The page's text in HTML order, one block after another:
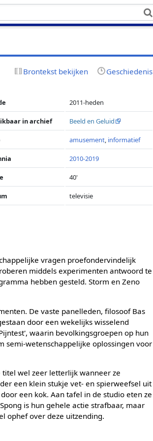
Brontekst bekijken Geschiedenis
2011-heden
in archief Beeld en Geluid
amusement, informatief
2010-2019
40'
televisie
vragen proefondervindelijk
middels experimenten antwoord te
hebben gesteld. Storm en Zeno
De vaste panelleden, filosoof Bas
door een wekelijks wisselend
waarin bevolkingsgroepen op hun
semi-wetenschappelijke oplossingen voor
titel wel zeer letterlijk wanneer ze
een klein stukje vet- en spierweefsel uit
een kok. Aan tafel in de studio eten ze
is hun gehele actie strafbaar, maar
ophef over deze uitzending.